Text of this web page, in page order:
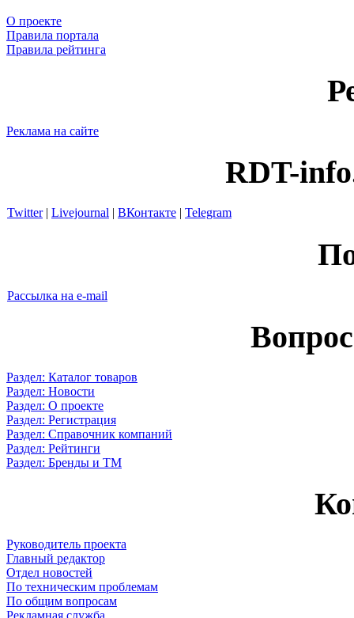
О проекте
Правила портала
Правила рейтинга
Реклама на сайте
RDT-
Twitter| Livejournal | ВКонтакте | Telegram
Рассылка на e-mail
Раздел: Каталог товаров
Раздел: Новости
Раздел: О проекте
Раздел: Регистрация
Раздел: Справочник компаний
Раздел: Рейтинги
Раздел: Бренды и ТМ
Руководитель проекта
Главный редактор
Отдел новостей
По техническим проблемам
По общим вопросам
Рекламная служба